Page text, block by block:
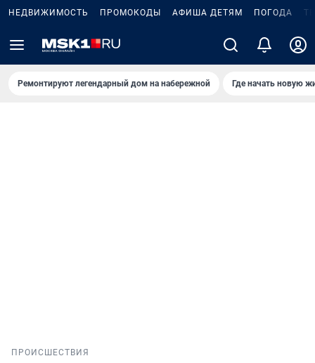
НЕДВИЖИМОСТЬ ПРОМОКОДЫ АФИША ДЕТЯМ ПОГОДА
Ремонтируют легендарный дом на набережной Где начать новую
ПРОИСШЕСТВИЯ